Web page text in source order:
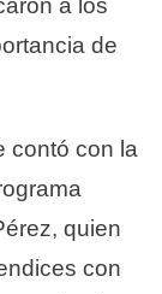
a los
de
contó con la
quien
con